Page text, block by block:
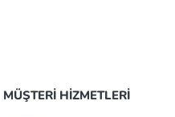
MÜŞTERİ HİZMETLERİ